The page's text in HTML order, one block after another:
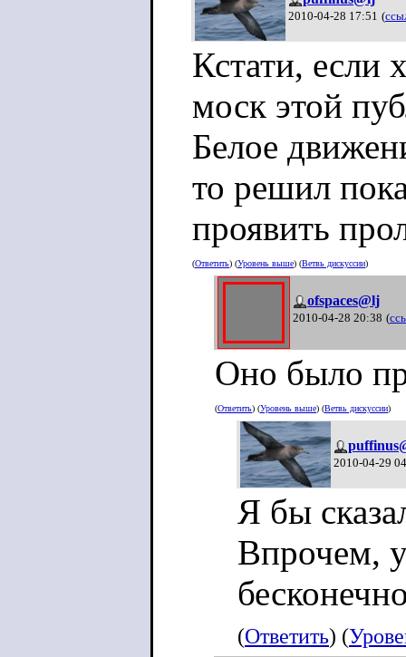
фашисты?
Так, -
у нас сейчас
Можно их
погодить?
2010-04-28 17:51 (
Кстати, если
моск этой
Белое
то решил
проявить
(Ответить) (Уровень выше) (Ветвь дискуссии)
ofspaces@lj
2010-04-28 20:38 (
Оно было
(Ответить) (Уровень выше) (Ветвь дискуссии)
2010-04-29
Я бы
Впрочем,
(Ответить) (